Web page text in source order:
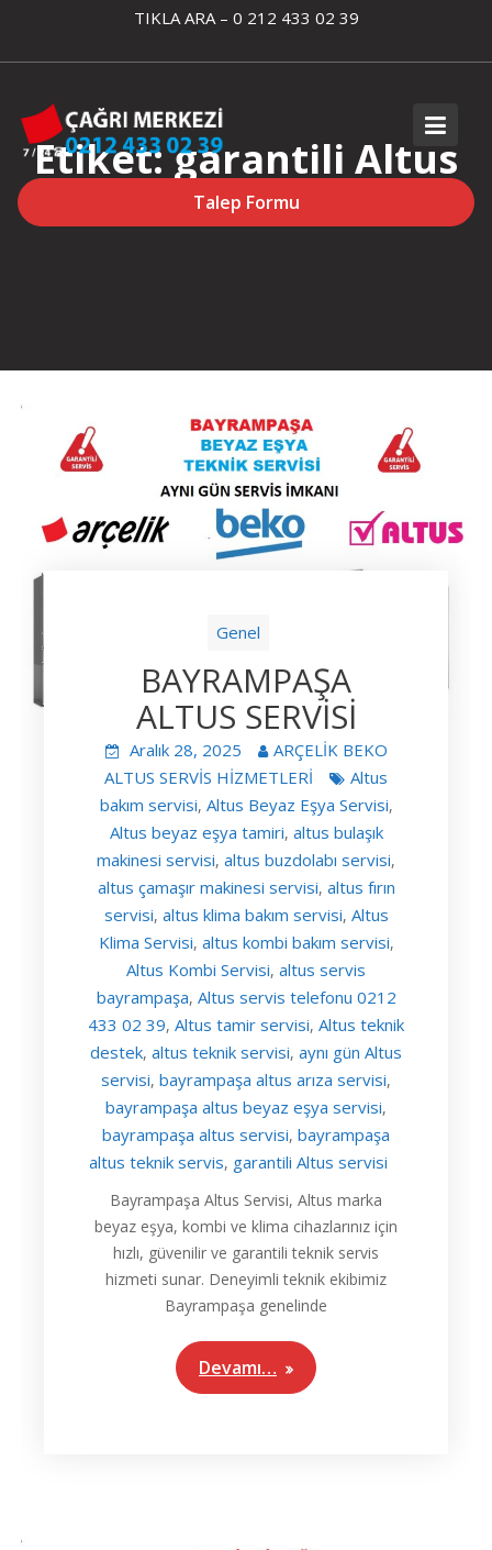
content
TIKLA ARA – 0 212 433 02 39
Talep Formu
Etiket:garantili Altus
servisi
Genel
BAYRAMPAŞA
ALTUS SERVİSİ
Aralık 28, 2025
ARÇELİK BEKO
ALTUS SERVİS HİZMETLERİ
Altus
bakım servisi, Altus Beyaz Eşya Servisi,
Altus beyaz eşya tamiri, altus bulaşık
makinesi servisi, altus buzdolabı servisi,
altus çamaşır makinesi servisi, altus fırın
servisi, altus klima bakım servisi, Altus
Klima Servisi, altus kombi bakım servisi,
Altus Kombi Servisi, altus servis
bayrampaşa, Altus servis telefonu 0212
433 02 39, Altus tamir servisi, Altus teknik
destek, altus teknik servisi, aynı gün Altus
servisi, bayrampaşa altus arıza servisi,
bayrampaşa altus beyaz eşya servisi,
bayrampaşa altus servisi, bayrampaşa
altus teknik servis, garantili Altus servisi
Bayrampaşa Altus Servisi, Altus marka
beyaz eşya, kombi ve klima cihazlarınız için
hızlı, güvenilir ve garantili teknik servis
hizmeti sunar. Deneyimli teknik ekibimiz
Bayrampaşa genelinde
Devamı…